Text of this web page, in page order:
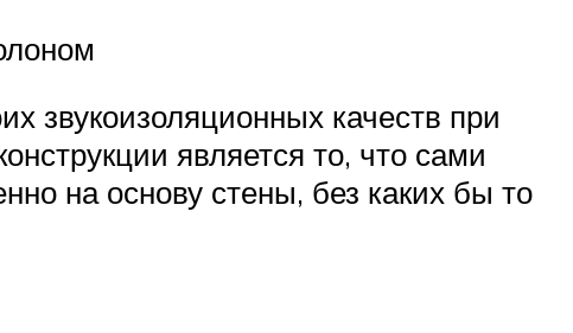
звукоизоляционных качеств при
является то, что сами
на основу стены, без каких бы то